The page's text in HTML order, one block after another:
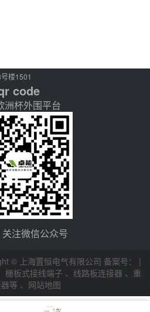
楼1501
code
洲杯外围平台
注微信公众号
© 上海置恒电气有限公司 备案号： |
栅板式接线端子 、 线路板连接器 、 重
等 、 网站地图